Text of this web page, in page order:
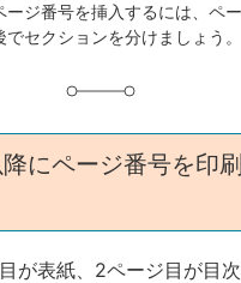
ージ番号を挿入するには、ペ
セクションを分けましょう。
にページ番号を印
が表紙、2ページ目が目